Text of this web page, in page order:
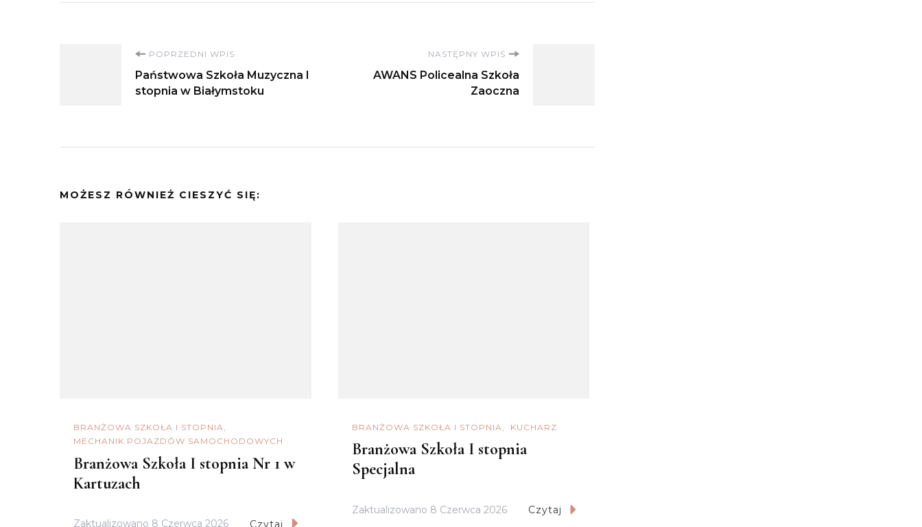
Nawigacja
wpisu
POPRZEDNI WPIS
Państwowa Szkoła Muzyczna I
stopnia w Białymstoku
NASTĘPNY WPIS
AWANS Policealna Szkoła
Zaoczna
MOŻESZ RÓWNIEŻ CIESZYĆ SIĘ:
BRANŻOWA SZKOŁA I STOPNIA
MECHANIK POJAZDÓW SAMOCHODOWYCH
Branżowa Szkoła I stopnia Nr 1 w
Kartuzach
Zaktualizowano 8 Czerwca 2026 Czytaj
BRANŻOWA SZKOŁA I STOPNIA KUCHARZ
Branżowa Szkoła I stopnia
Specjalna
Zaktualizowano 8 Czerwca 2026 Czytaj